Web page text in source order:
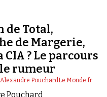
de Total,
de Margerie,
? Le parcours
rumeur
Alexandre PouchardLe Monde.fr
Pouchard